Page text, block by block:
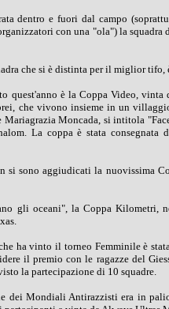
dentro e fuori dal campo
con una "ola") la squadra
che si è distinta per il miglior tifo,
quest'anno è la Coppa Video, vinta
che vivono insieme in un
Moncada, si intitola
La coppa è stata consegnata
si sono aggiudicati la nuovissima
gli oceani", la Coppa Kilometri,
ha vinto il torneo Femminile è
il premio con le ragazze del
la partecipazione di 10 squadre.
dei Mondiali Antirazzisti era in